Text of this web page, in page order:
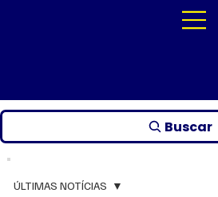
Buscar
ÚLTIMAS NOTÍCIAS